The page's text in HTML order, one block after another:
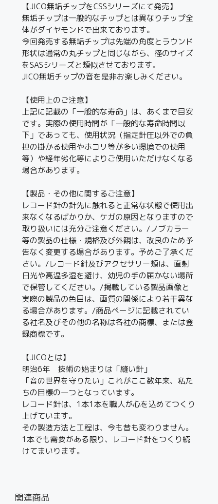
【JICO無垢チップをCSSシリーズにて発売】
無垢チップは一般的なチップとは異なりチップ全
体がダイヤモンドで出来ております。
今回発売する無垢チップは先端の角度とラウンド
形状は通常の丸チップと同じながら、径のサイズ
をSASシリーズと類似させております。
JICO無垢チップの音を是非お楽しみください。
【使用上のご注意】
上記に記載の「一般的な寿命」は、あくまで目安
です。実際の使用時間が「一般的な寿命時間以
下」であっても、使用状況（指定針圧以外での負
担の掛かる使用やホコリ等が多い環境での使用
等）や経年劣化等によりご使用いただけなくなる
場合があります。
【製品・その他に関するご注意】
レコード針の針先に触れると正常な状態で使用出
来なくなるばかりか、ケガの原因となりますので
取り扱いには充分ご注意ください。/ノブカラー
等の製品の仕様・規格及び外観は、改良のため予
告なく変更する場合があります。予めご了承くだ
さい。/レコード針及びアクセサリー類は、直射
日光や高温多湿を避け、幼児の手の届かない場所
で保管してください。/掲載している製品画像と
実際の製品の色目は、画質の関係により若干異な
る場合があります。/商品ページに記載されてい
る社名及びその他の名称は各社の商標、または登
録商標です。
【JICOとは】
明治6年 技術の始まりは「縫い針」
「音の世界を守りたい」これがここ数年来、私た
ちの目標の一つとなっています。
レコード針は、1本1本を職人が心を込めてつくり
上げています。
その製造方法と工程は、今も昔も変わりません。
1本でも需要がある限り、レコード針をつくり続
けてまいります。
関連商品